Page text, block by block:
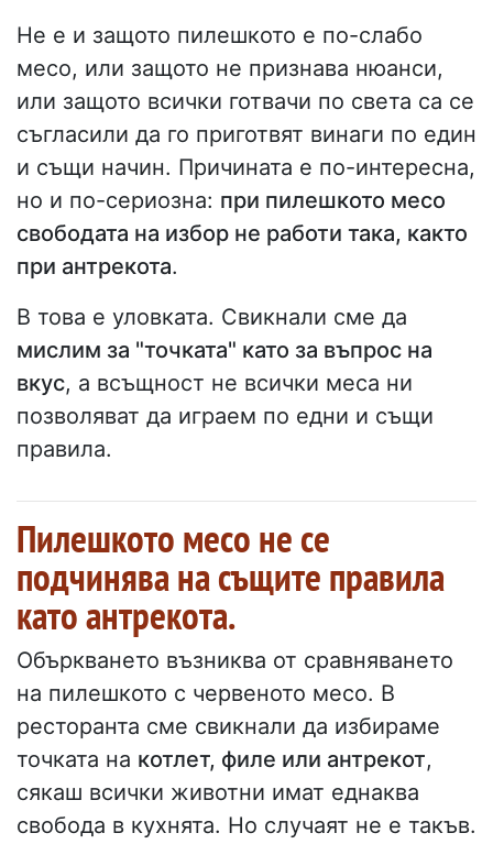
Не е и защото пилешкото е по-слабо
месо, или защото не признава нюанси,
или защото всички готвачи по света са се
съгласили да го приготвят винаги по един
и същи начин. Причината е по-интересна,
но и по-сериозна: при пилешкото месо
свободата на избор не работи така, както
при антрекота.
В това е уловката. Свикнали сме да
мислим за "точката" като за въпрос на
вкус, а всъщност не всички меса ни
позволяват да играем по едни и същи
правила.
Пилешкото месо не се
подчинява на същите правила
като антрекота.
Объркването възниква от сравняването
на пилешкото с червеното месо. В
ресторанта сме свикнали да избираме
точката на котлет, филе или антрекот,
сякаш всички животни имат еднаква
свобода в кухнята. Но случаят не е такъв.